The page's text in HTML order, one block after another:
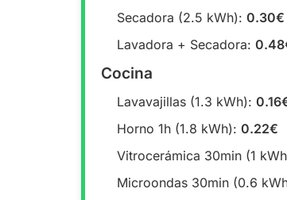
Secadora (2.5 kWh): 0.30€
Lavadora + Secadora:
Cocina
Lavavajillas (1.3 kWh):
Horno 1h (1.8 kWh): 0.22€
Vitrocerámica 30min (1
Microondas 30min (0.6